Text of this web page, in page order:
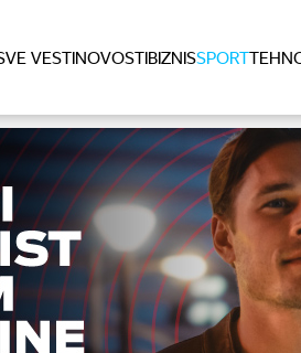
VESTINOVOSTIBIZNISSPORT